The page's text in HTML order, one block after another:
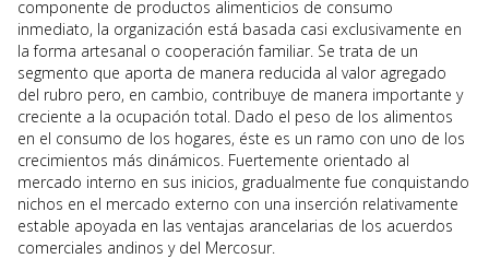
componente de productos alimenticios de consumo
inmediato, la organización está basada casi exclusivamente en
la forma artesanal o cooperación familiar. Se trata de un
segmento que aporta de manera reducida al valor agregado
del rubro pero, en cambio, contribuye de manera importante y
creciente a la ocupación total. Dado el peso de los alimentos
en el consumo de los hogares, éste es un ramo con uno de los
crecimientos más dinámicos. Fuertemente orientado al
mercado interno en sus inicios, gradualmente fue conquistando
nichos en el mercado externo con una inserción relativamente
estable apoyada en las ventajas arancelarias de los acuerdos
comerciales andinos y del Mercosur.